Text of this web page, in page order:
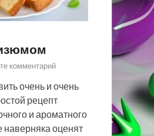
комментарий
очень и очень
рецепт
и ароматного
наверняка оценят